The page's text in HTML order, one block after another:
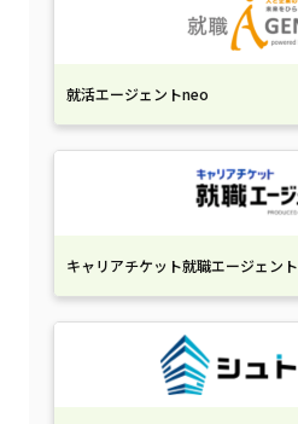
就活エージェントneo
キャリアチケット就職エージェント